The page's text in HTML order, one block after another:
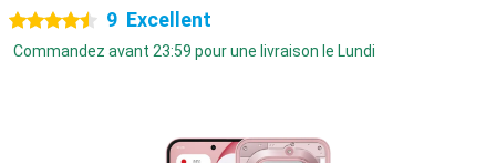
4.5 étoiles 9 Excellent
Commandez avant 23:59 pour une livraison le Lundi